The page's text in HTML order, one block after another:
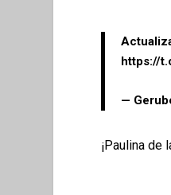
https://
—
¡Paulina de